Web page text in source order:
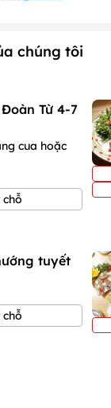
cụ thể như
300K/chai
chúng tôi
Từ 4-7
cua hoặc
tuyết